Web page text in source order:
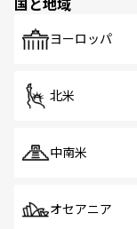
ヨーロッパ
北米
中南米
オセアニア